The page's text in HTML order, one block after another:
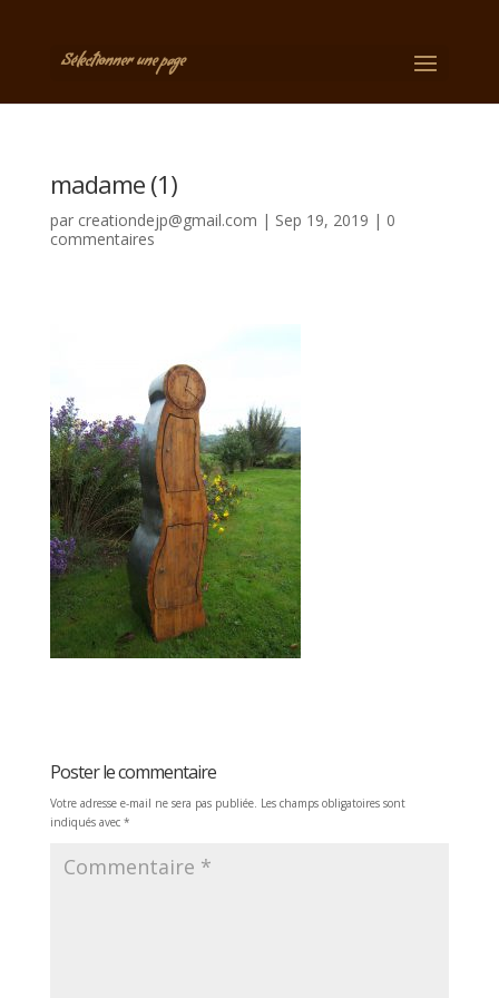
Sélectionner une page
madame (1)
par creationdejp@gmail.com | Sep 19, 2019 | 0
commentaires
Poster le commentaire
Votre adresse e-mail ne sera pas publiée. Les champs obligatoires sont
indiqués avec *